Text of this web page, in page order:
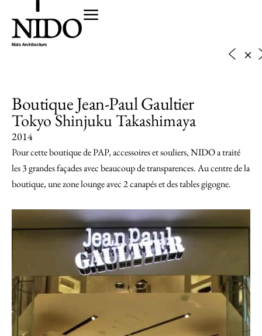
Boutique Jean-Paul Gaultier
Tokyo Shinjuku Takashimaya
2014
Pour cette boutique de PAP, accessoires et souliers, NIDO a traité
les 3 grandes façades avec beaucoup de transparences. Au centre de la
boutique, une zone lounge avec 2 canapés et des tables gigogne.